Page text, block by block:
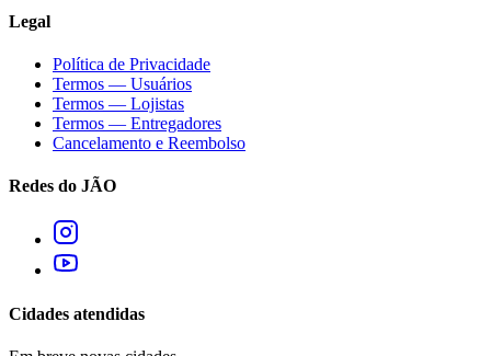
Legal
Política de Privacidade
Termos — Usuários
Termos — Lojistas
Termos — Entregadores
Cancelamento e Reembolso
Redes do JÃO
Cidades atendidas